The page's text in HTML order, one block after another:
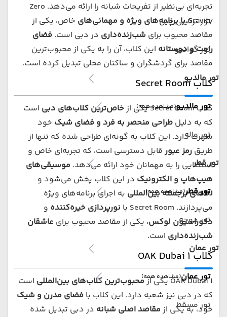
تور ترکیبی چین
تور گوانجو
تور مالدیو
تور مالدیو(مشاهده همه)
تور ماله
تور قطر
تور قطر(مشاهده همه)
تور دوحه
تور عمان
تور عمان(مشاهده همه)
تور مسقط
تجربه‌ای بی‌نظیر از تفریحات شبانه را ارائه می‌دهد. Zero
Gravityبا برنامه‌های ویژه و مهمانی‌های خاص، یکی از
مقاصد محبوب برای شب‌زنده‌داری در دبی است. فضای
راحت و دوستانه این کلاب، آن را به یکی از محبوب‌ترین
مقاصد برای گردشگران و ساکنان محلی تبدیل کرده است.
کلاب Secret Room
کلاب Secret Room یکی از خاص‌ترین کلاب‌های دبی است
که به دلیل طراحی منحصر به فرد و فضای شیک خود
شهرت دارد. این کلاب به گونه‌ای طراحی شده که تنها از
طریق رمز عبورقابل دسترسی است، که تجربه‌ای خاص و
استثنایی را به مهمانان خود ارائه می‌دهد. موسیقی‌های
هیپ‌هاپ و الکترونیک در این کلاب پخش می‌شود و
DJ‌های برجسته بین‌المللی
به اجرای برنامه‌های ویژه
می‌پردازند. Secret Room با
نورپردازی خیره‌کننده و
دکوراسیون لوکس، یکی از مقاصد محبوب برای عاشقان
شب‌زنده‌داری است.
کلاب 1 OAK Dubai
1 OAK Dubai یکی از محبوب‌ترین کلاب‌های بین‌المللی است
که در دبی نیز شعبه دارد. این کلاب با فضای مدرن و شیک
خود، به یکی ازمقاصد اصلی شبانه در دبی تبدیل شده